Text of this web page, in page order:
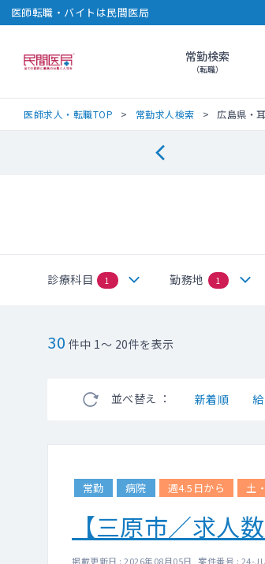
医師転職・バイトは民間医局
民間医局常勤検索
（転職）
医師求人・転職TOP 常勤求人検索 広島県・
診療科目 1 勤務地 1
30 件中 1～ 20件を表示
並べ替え ： 新着順
常勤 病院 週4.5日から 土
【三原市／求人
掲載更新日 : 2026年08月05日 案件番号 : 24-